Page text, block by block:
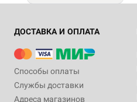
ДОСТАВКА И ОПЛАТА
Способы оплаты
Службы доставки
Адреса магазинов